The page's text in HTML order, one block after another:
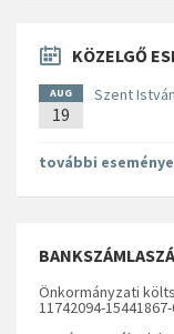
KÖZELGŐ
AUG
19
Szent
további
Önkormányzati
11742094-